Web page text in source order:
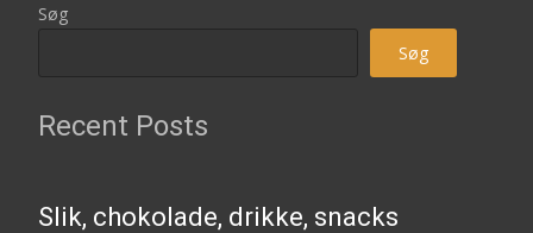
Søg
Søg
Recent Posts
Slik, chokolade, drikke, snacks